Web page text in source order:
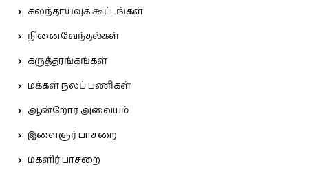
கலந்தாய்வுக் கூட்டங்கள்
நினைவேந்தல்கள்
கருத்தரங்கங்கள்
மக்கள் நலப் பணிகள்
ஆன்றோர் அவையம்
இளைஞர் பாசறை
மகளிர் பாசறை